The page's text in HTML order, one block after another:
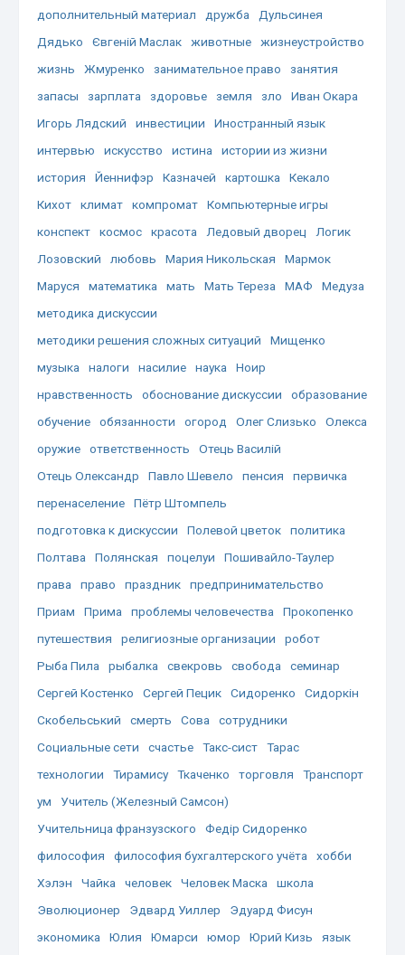
дополнительный материал
дружба
Дульсинея
Дядько
Євгеній Маслак животные
жизнеустройство
жизнь
Жмуренко занимательное право
занятия
запасы
зарплата здоровье земля зло
Иван Окара
Игорь Лядский
инвестиции
Иностранный язык
интервью
искусство истина
истории из жизни
история
Йеннифэр Казначей картошка
Кекало
Кихот
климат компромат
Компьютерные игры
конспект
космос красота Ледовый дворец
Логик
Лозовский
любовь Мария Никольская
Мармок
Маруся
математика мать Мать Тереза МАФ
Медуза
методика дискуссии
методики решения сложных ситуаций
Мищенко
музыка
налоги насилие наука
Ноир
нравственность
обоснование дискуссии
образование
обучение
обязанности огород Олег Слизько
Олекса
оружие
ответственность
Отець Василій
Отець Олександр
Павло Шевело пенсия
первичка
перенаселение
Пётр Штомпель
подготовка к дискуссии
Полевой цветок
политика
Полтава
Полянская поцелуи
Пошивайло-Таулер
права
право праздник
предпринимательство
Приам
Прима проблемы человечества
Прокопенко
путешествия
религиозные организации
робот
Рыба Пила
рыбалка свекровь свобода
семинар
Сергей Костенко
Сергей Пецик Сидоренко
Сидоркін
Скобельський
смерть Сова
сотрудники
Социальные сети
счастье Такс-сист
Тарас
технологии
Тирамису Ткаченко торговля
Транспорт
ум
Учитель (Железный Самсон)
Учительница франзузского
Федір Сидоренко
философия
философия бухгалтерского учёта
хобби
Хэлэн
Чайка человек Человек Маска
школа
Эволюционер
Эдвард Уиллер
Эдуард Фисун
экономика
Юлия Юмарси юмор Юрий Кизь
язык